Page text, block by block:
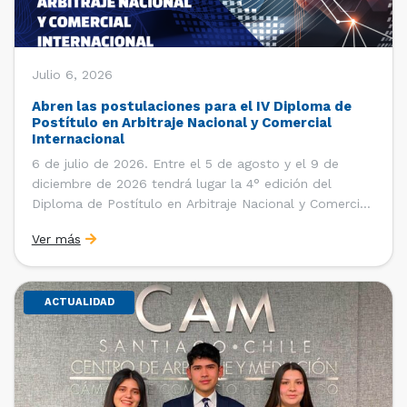
Julio 6, 2026
Abren las postulaciones para el IV Diploma de
Postítulo en Arbitraje Nacional y Comercial
Internacional
6 de julio de 2026. Entre el 5 de agosto y el 9 de
diciembre de 2026 tendrá lugar la 4° edición del
Diploma de Postítulo en Arbitraje Nacional y Comercial
Derecho Internacional de la Facultad de Derecho de la
Universidad de Chile y […]
Ver más
ACTUALIDAD